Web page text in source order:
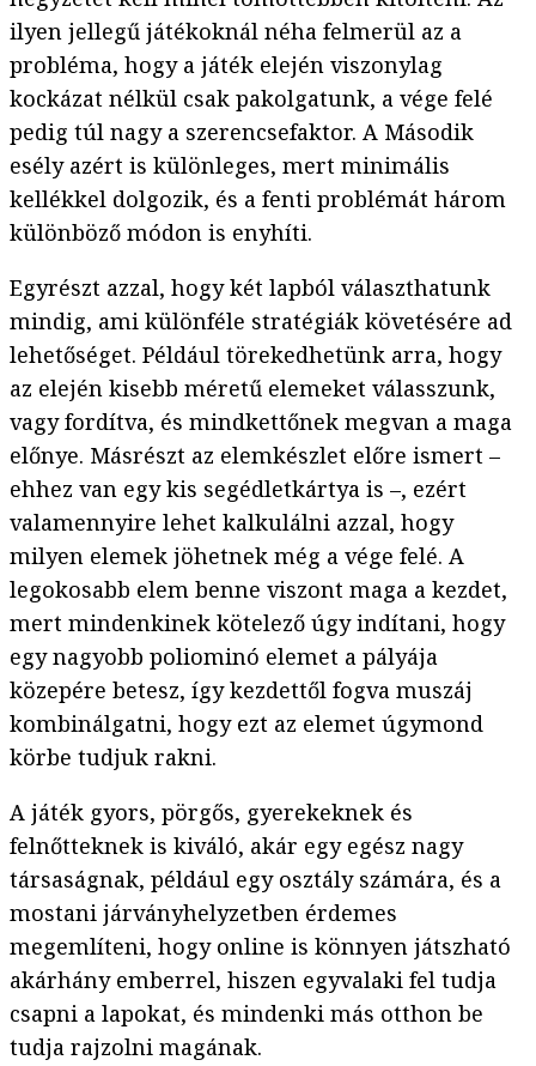
ilyen jellegű játékoknál néha felmerül az a
probléma, hogy a játék elején viszonylag
kockázat nélkül csak pakolgatunk, a vége felé
pedig túl nagy a szerencsefaktor. A Második
esély azért is különleges, mert minimális
kellékkel dolgozik, és a fenti problémát három
különböző módon is enyhíti.
Egyrészt azzal, hogy két lapból választhatunk
mindig, ami különféle stratégiák követésére ad
lehetőséget. Például törekedhetünk arra, hogy
az elején kisebb méretű elemeket válasszunk,
vagy fordítva, és mindkettőnek megvan a maga
előnye. Másrészt az elemkészlet előre ismert –
ehhez van egy kis segédletkártya is –, ezért
valamennyire lehet kalkulálni azzal, hogy
milyen elemek jöhetnek még a vége felé. A
legokosabb elem benne viszont maga a kezdet,
mert mindenkinek kötelező úgy indítani, hogy
egy nagyobb poliominó elemet a pályája
közepére betesz, így kezdettől fogva muszáj
kombinálgatni, hogy ezt az elemet úgymond
körbe tudjuk rakni.
A játék gyors, pörgős, gyerekeknek és
felnőtteknek is kiváló, akár egy egész nagy
társaságnak, például egy osztály számára, és a
mostani járványhelyzetben érdemes
megemlíteni, hogy online is könnyen játszható
akárhány emberrel, hiszen egyvalaki fel tudja
csapni a lapokat, és mindenki más otthon be
tudja rajzolni magának.